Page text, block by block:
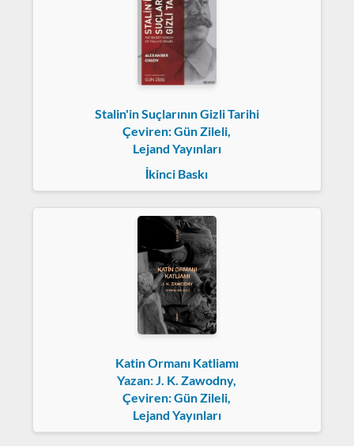
Stalin'in Suçlarının Gizli Tarihi
Çeviren: Gün Zileli,
Lejand Yayınları
İkinci Baskı
Katin Ormanı Katliamı
Yazan: J. K. Zawodny,
Çeviren: Gün Zileli,
Lejand Yayınları